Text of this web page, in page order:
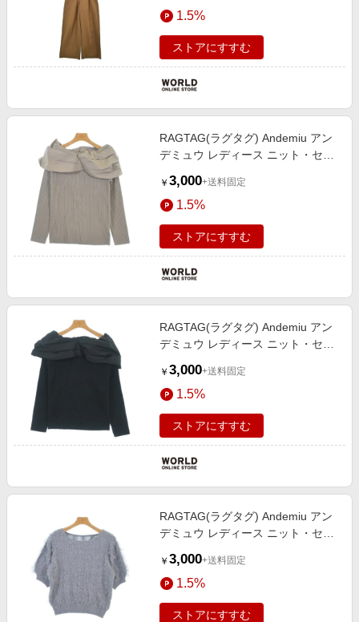
1.5%
ストアにすすむ
RAGTAG(ラグタグ) Andemiu アン
デミュウ レディース ニット・セー
￥ 3,000+送料固定
1.5%
ストアにすすむ
RAGTAG(ラグタグ) Andemiu アン
デミュウ レディース ニット・セー
￥ 3,000+送料固定
1.5%
ストアにすすむ
RAGTAG(ラグタグ) Andemiu アン
デミュウ レディース ニット・セー
￥ 3,000+送料固定
1.5%
ストアにすすむ